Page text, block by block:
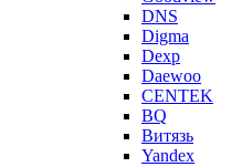
DNS
Digma
Dexp
Daewoo
CENTEK
BQ
Витязь
Yandex